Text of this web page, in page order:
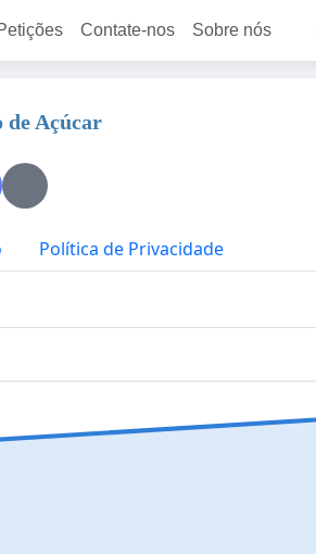
Contate-nos Sobre nós
de Açúcar
Política de Privacidade